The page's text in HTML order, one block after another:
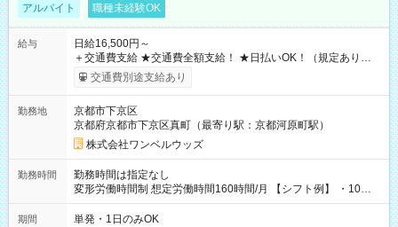
アルバイト 職種未経験OK
給与
日給16,500円～
＋交通費支給 ★交通費全額支給！ ★日払いOK！（規定あり） ┗
働いたその日に現金GET♪ お仕事後はコンビニATMから 日払
交通費別途支給あり
勤務地
京都市下京区
京都府京都市下京区真町（最寄り駅：京都河原町駅）
株式会社ワンベルウッズ
勤務時間
勤務時間は指定なし
変形労働時間制 想定労働時間160時間/月 【シフト例】 ・10：
00～20：00
期間 単発・1日のみOK